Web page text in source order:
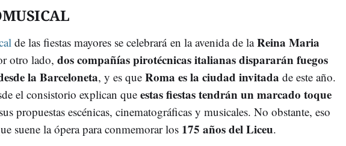
de las fiestas mayores se celebrará en la avenida de laReina Maria
otro lado, dos compañías pirotécnicas italianas dispararán fuegos
la Barceloneta, y es que Roma es la ciudad invitada de este año.
el consistorio explican que estas fiestas tendrán un marcado toque
propuestas escénicas, cinematográficas y musicales. No obstante, eso
suene la ópera para conmemorar los 175 años del Liceu.